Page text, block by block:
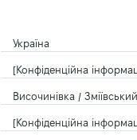
Україна
[Конфіденційна
Височинівка /
[Конфіденційна